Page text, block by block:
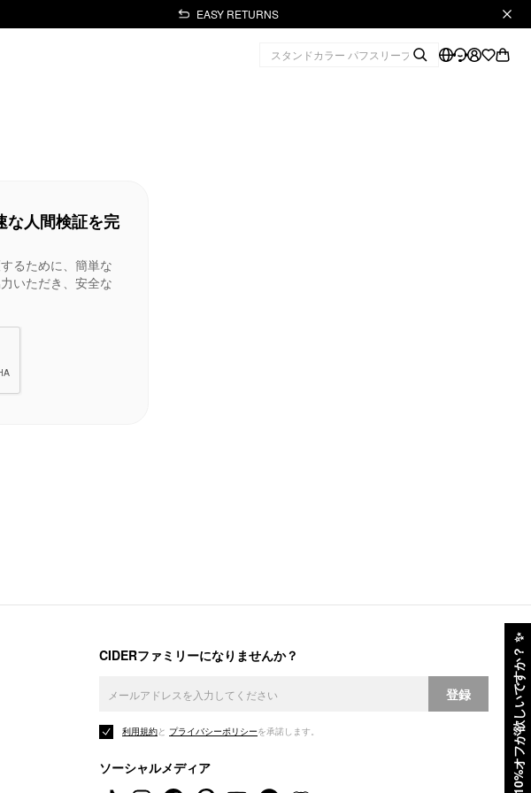
EASY RETURNS
10%オフが欲しいですか？
✨
な人間検証を完
るために、簡単な
いただき、安全な
CIDERファミリーになりませんか？
登録
利用規約と プライバシーポリシーを承諾します。
ソーシャルメディア